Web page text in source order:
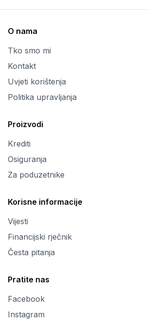
O nama
Tko smo mi
Kontakt
Uvjeti korištenja
Politika upravljanja
Proizvodi
Krediti
Osiguranja
Za poduzetnike
Korisne informacije
Vijesti
Financijski rječnik
Česta pitanja
Pratite nas
Facebook
Instagram